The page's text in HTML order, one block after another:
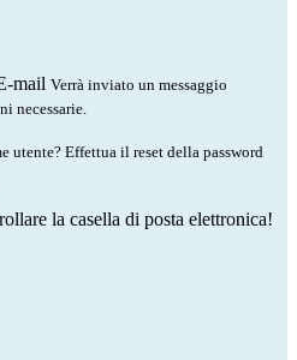
mail Verrà inviato un messaggio
necessarie.
utente? Effettua il reset della password
la casella di posta elettronica!